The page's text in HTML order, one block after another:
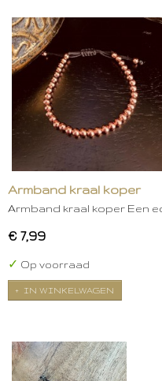
Armband kraal koper
Armband kraal koper Een
€ 7,99
✓ Op voorraad
IN WINKELWAGEN